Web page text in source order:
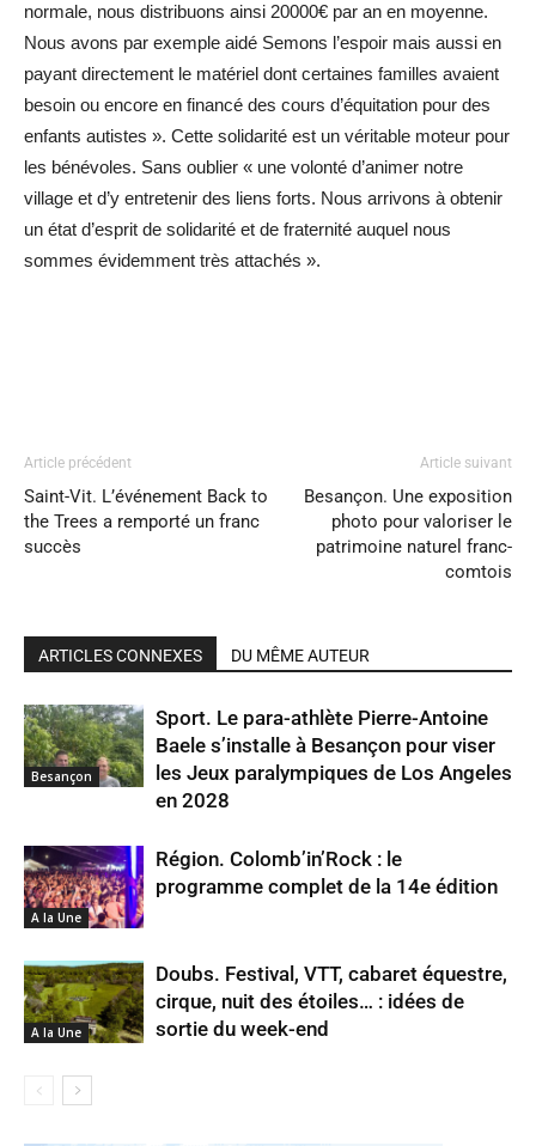
normale, nous distribuons ainsi 20000€ par an en moyenne.
Nous avons par exemple aidé Semons l’espoir mais aussi en
payant directement le matériel dont certaines familles avaient
besoin ou encore en financé des cours d’équitation pour des
enfants autistes ». Cette solidarité est un véritable moteur pour
les bénévoles. Sans oublier « une volonté d’animer notre
village et d’y entretenir des liens forts. Nous arrivons à obtenir
un état d’esprit de solidarité et de fraternité auquel nous
sommes évidemment très attachés ».
Article précédent
Saint-Vit. L’événement Back to
the Trees a remporté un franc
succès
Article suivant
Besançon. Une exposition
photo pour valoriser le
patrimoine naturel franc-
comtois
ARTICLES CONNEXES DU MÊME AUTEUR
Besançon
Sport. Le para-athlète Pierre-Antoine
Baele s’installe à Besançon pour viser
les Jeux paralympiques de Los Angeles
en 2028
A la Une
Région. Colomb’in’Rock : le
programme complet de la 14e édition
A la Une
Doubs. Festival, VTT, cabaret équestre,
cirque, nuit des étoiles… : idées de
sortie du week-end